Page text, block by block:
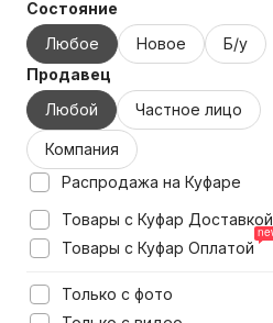
Состояние
Любое
Новое
Б/у
Продавец
Любой
Частное лицо
Компания
Распродажа на Куфаре
Товары с Куфар Доставкой
Товары с Куфар Оплатой
Только с фото